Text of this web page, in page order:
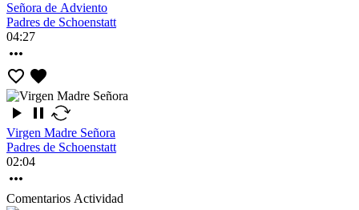
Señora de Adviento
Padres de Schoenstatt
04:27
Virgen Madre Señora
Padres de Schoenstatt
02:04
Comentarios Actividad